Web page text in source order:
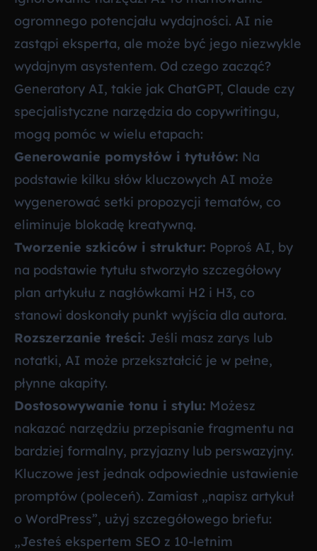
ogromnego potencjału wydajności. AI nie
zastąpi eksperta, ale może być jego niezwykle
wydajnym asystentem. Od czego zacząć?
Generatory AI, takie jak ChatGPT, Claude czy
specjalistyczne narzędzia do copywritingu,
mogą pomóc w wielu etapach:
Generowanie pomysłów i tytułów: Na
podstawie kilku słów kluczowych AI może
wygenerować setki propozycji tematów, co
eliminuje blokadę kreatywną.
Tworzenie szkiców i struktur: Poproś AI, by
na podstawie tytułu stworzyło szczegółowy
plan artykułu z nagłówkami H2 i H3, co
stanowi doskonały punkt wyjścia dla autora.
Rozszerzanie treści: Jeśli masz zarys lub
notatki, AI może przekształcić je w pełne,
płynne akapity.
Dostosowywanie tonu i stylu: Możesz
nakazać narzędziu przepisanie fragmentu na
bardziej formalny, przyjazny lub perswazyjny.
Kluczowe jest jednak odpowiednie ustawienie
promptów (poleceń). Zamiast „napisz artykuł
o WordPress”, użyj szczegółowego briefu:
„Jesteś ekspertem SEO z 10-letnim